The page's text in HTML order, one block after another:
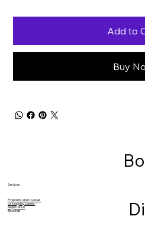
Add to
Buy
Services
Programs and Courses
Le Kingsley Lasers
Registration
Bookings